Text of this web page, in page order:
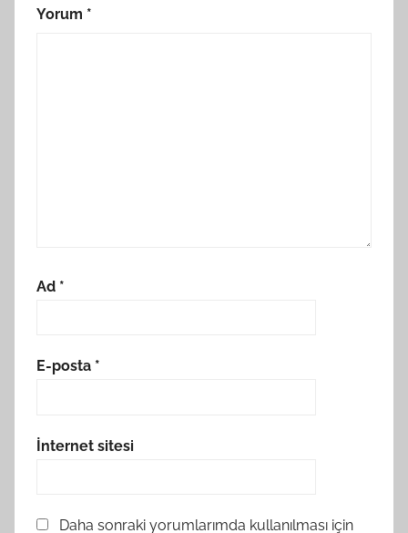
Yorum *
Ad *
E-posta *
İnternet sitesi
Daha sonraki yorumlarımda kullanılması için